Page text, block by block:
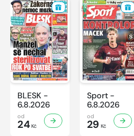
BLESK -
6.8.2026
od
24Kč
Sport -
6.8.2026
od
29 Kč